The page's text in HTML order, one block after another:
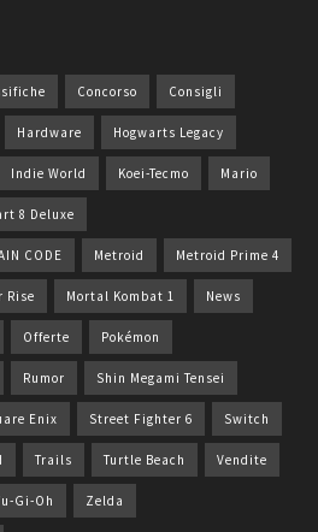
Concorso Consigli
Hardware Hogwarts Legacy
Indie World Koei-Tecmo Mario
8 Deluxe
CODE Metroid Metroid Prime 4
Rise Mortal Kombat 1 News
Offerte Pokémon
Rumor Shin Megami Tensei
Enix Street Fighter 6 Switch
Trails Turtle Beach Vendite
Gi-Oh Zelda